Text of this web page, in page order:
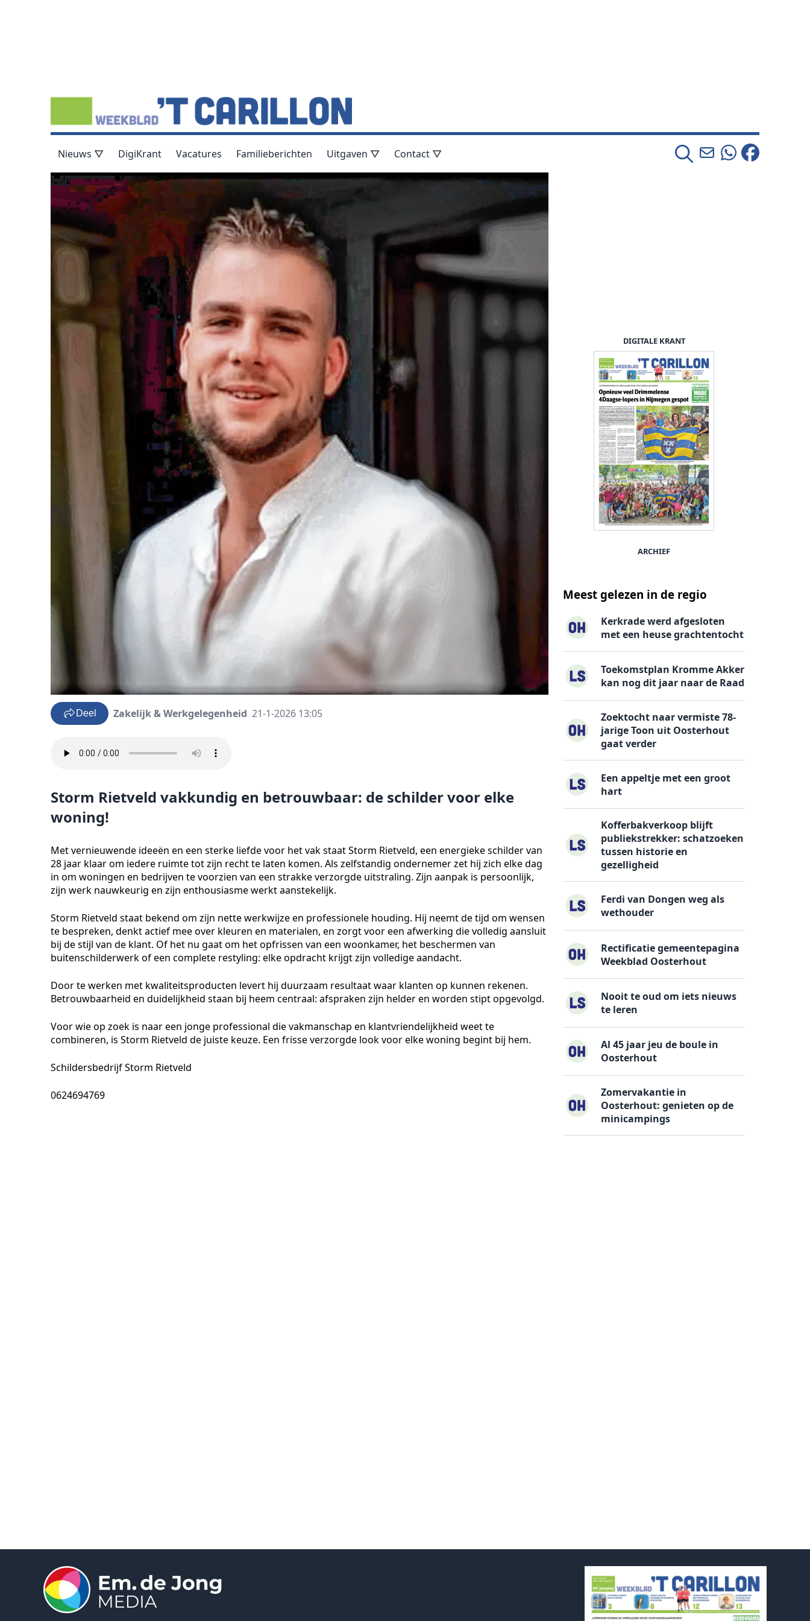
Nieuws ▽ DigiKrant Vacatures Familieberichten Uitgaven ▽ Contact ▽
Deel Zakelijk & Werkgelegenheid 21-1-2026 13:05
Storm Rietveld vakkundig en betrouwbaar: de schilder voor elke
woning!
Met vernieuwende ideeën en een sterke liefde voor het vak staat Storm Rietveld, een energieke schilder van
28 jaar klaar om iedere ruimte tot zijn recht te laten komen. Als zelfstandig ondernemer zet hij zich elke dag
in om woningen en bedrijven te voorzien van een strakke verzorgde uitstraling. Zijn aanpak is persoonlijk,
zijn werk nauwkeurig en zijn enthousiasme werkt aanstekelijk.
Storm Rietveld staat bekend om zijn nette werkwijze en professionele houding. Hij neemt de tijd om wensen
te bespreken, denkt actief mee over kleuren en materialen, en zorgt voor een afwerking die volledig aansluit
bij de stijl van de klant. Of het nu gaat om het opfrissen van een woonkamer, het beschermen van
buitenschilderwerk of een complete restyling: elke opdracht krijgt zijn volledige aandacht.
Door te werken met kwaliteitsproducten levert hij duurzaam resultaat waar klanten op kunnen rekenen.
Betrouwbaarheid en duidelijkheid staan bij heem centraal: afspraken zijn helder en worden stipt opgevolgd.
Voor wie op zoek is naar een jonge professional die vakmanschap en klantvriendelijkheid weet te
combineren, is Storm Rietveld de juiste keuze. Een frisse verzorgde look voor elke woning begint bij hem.
Schildersbedrijf Storm Rietveld
0624694769
DIGITALE KRANT
ARCHIEF
Meest gelezen in de regio
Kerkrade werd afgesloten
met een heuse grachtentocht
Toekomstplan Kromme Akker
kan nog dit jaar naar de Raad
Zoektocht naar vermiste 78-
jarige Toon uit Oosterhout
gaat verder
Een appeltje met een groot
hart
Kofferbakverkoop blijft
publiekstrekker: schatzoeken
tussen historie en
gezelligheid
Ferdi van Dongen weg als
wethouder
Rectificatie gemeentepagina
Weekblad Oosterhout
Nooit te oud om iets nieuws
te leren
Al 45 jaar jeu de boule in
Oosterhout
Zomervakantie in
Oosterhout: genieten op de
minicampings